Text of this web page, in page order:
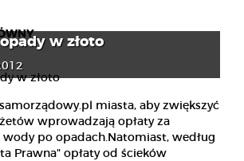
w złoto
miasta, aby zwiększyć
wprowadzają opłaty za
po opadach.Natomiast, według
Prawna" opłaty od ścieków